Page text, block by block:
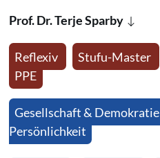
Prof. Dr. Terje Sparby
Reflexiv Stufu-Master
PPE
Gesellschaft & Demokratie
Persönlichkeit